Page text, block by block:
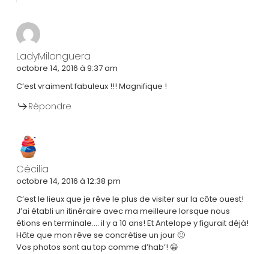
LadyMilonguera
octobre 14, 2016 à 9:37 am
C’est vraiment fabuleux !!! Magnifique !
Répondre
Cécilia
octobre 14, 2016 à 12:38 pm
C’est le lieux que je rêve le plus de visiter sur la côte ouest!
J’ai établi un itinéraire avec ma meilleure lorsque nous
étions en terminale…. il y a 10 ans! Et Antelope y figurait déjà!
Hâte que mon rêve se concrétise un jour 🙂
Vos photos sont au top comme d’hab’! 😀